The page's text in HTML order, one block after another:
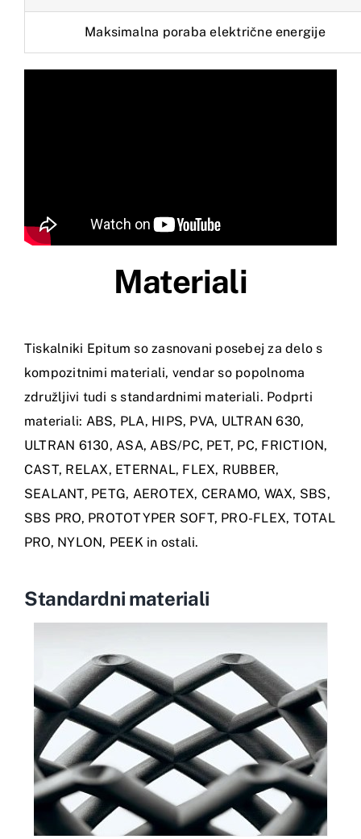
Maksimalna poraba električne energije
Materiali
Tiskalniki Epitum so zasnovani posebej za delo s
kompozitnimi materiali, vendar so popolnoma
združljivi tudi s standardnimi materiali. Podprti
materiali: ABS, PLA, HIPS, PVA, ULTRAN 630,
ULTRAN 6130, ASA, ABS/PC, PET, PC, FRICTION,
CAST, RELAX, ETERNAL, FLEX, RUBBER,
SEALANT, PETG, AEROTEX, CERAMO, WAX, SBS,
SBS PRO, PROTOTYPER SOFT, PRO-FLEX, TOTAL
PRO, NYLON, PEEK in ostali.
Standardni materiali